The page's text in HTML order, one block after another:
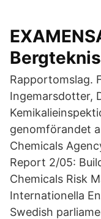
Rapportomslag.
Ingemarsdotter,
genomförandet
Chemicals
Report 2/05:
Chemicals Risk
Internationella
Swedish